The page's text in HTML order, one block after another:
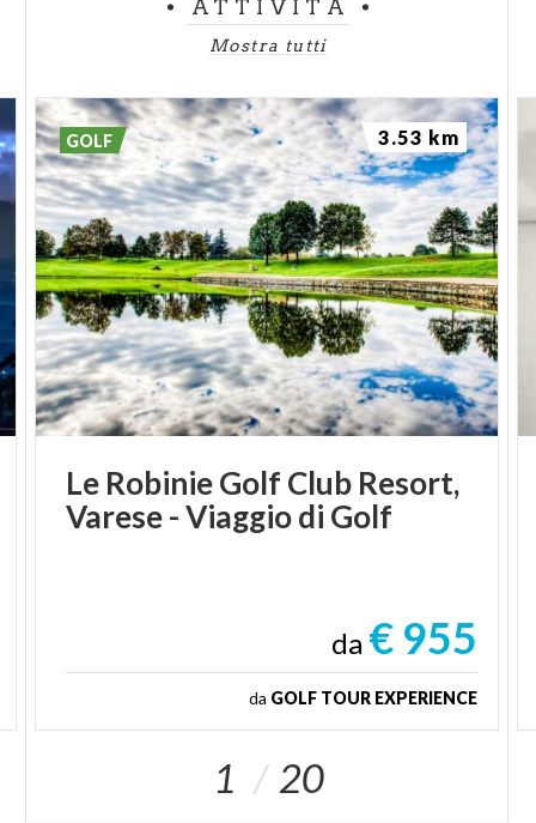
ATTIVITÀ
Mostra tutti
Le RobinieGolf Club Resort,
Varese-Viaggiodi Golf
da € 955
da GOLF TOUR EXPERIENCE
GOLF 3.53 km
1 20